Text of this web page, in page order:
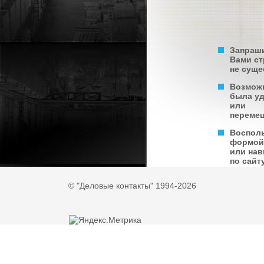
Вами
не
была
или
формой
или
по
© "Деловые контакты" 1994-2026